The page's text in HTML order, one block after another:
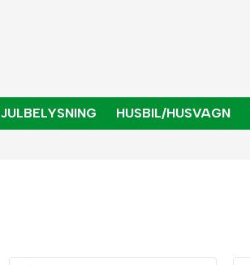
JULBELYSNING HUSBIL/HUSVAGN